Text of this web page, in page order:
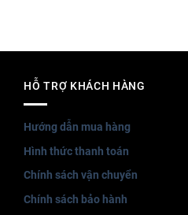
HỖ TRỢ KHÁCH HÀNG
Hướng dẫn mua hàng
Hình thức thanh toán
Chính sách vận chuyển
Chính sách bảo hành